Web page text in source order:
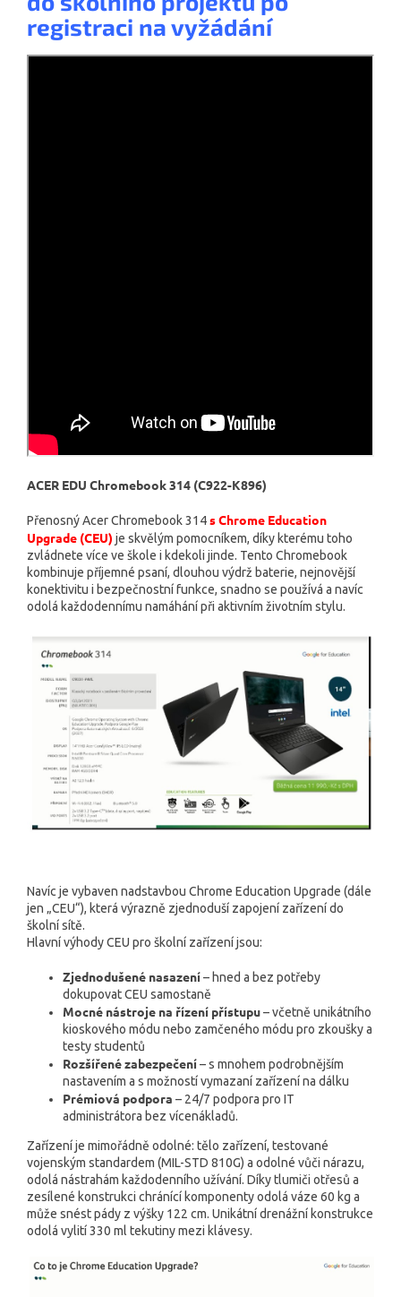
registraci na vyžádání
ACER EDU Chromebook 314 (C922-K896)
Přenosný Acer Chromebook 314s Chrome Education
Upgrade (CEU) je skvělým pomocníkem, díky kterému toho
zvládnete více ve škole i kdekoli jinde. Tento Chromebook
kombinuje příjemné psaní, dlouhou výdrž baterie, nejnovější
konektivitu i bezpečnostní funkce, snadno se používá a navíc
odolá každodennímu namáhání při aktivním životním stylu.
Navíc je vybaven nadstavbou Chrome Education Upgrade (dále
jen „CEU“), která výrazně zjednoduší zapojení zařízení do
školní sítě.
Hlavní výhody CEU pro školní zařízení jsou:
Zjednodušené nasazení– hned a bez potřeby
dokupovat CEU samostaně
Mocné nástroje na řízení přístupu– včetně unikátního
kioskového módu nebo zamčeného módu pro zkoušky a
testy studentů
Rozšířené zabezpečení– s mnohem podrobnějším
nastavením a s možností vymazaní zařízení na dálku
Prémiová podpora – 24/7 podpora pro IT
administrátora bez vícenákladů.
Zařízení je mimořádně odolné: tělo zařízení, testované
vojenským standardem (MIL-STD 810G) a odolné vůči nárazu,
odolá nástrahám každodenního užívání. Díky tlumiči otřesů a
zesílené konstrukci chránící komponenty odolá váze 60 kg a
může snést pády z výšky 122 cm. Unikátní drenážní konstrukce
odolá vylití 330 ml tekutiny mezi klávesy.